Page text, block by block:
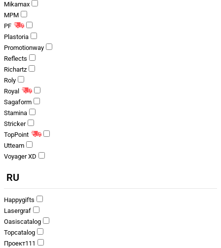
Mikamax
MPM
PF
Plastoria
Promotionway
Reflects
Richartz
Roly
Royal
Sagaform
Stamina
Stricker
TopPoint
Utteam
Voyager XD
RU
Happygifts
Lasergraf
Oasiscatalog
Topcatalog
Проект111